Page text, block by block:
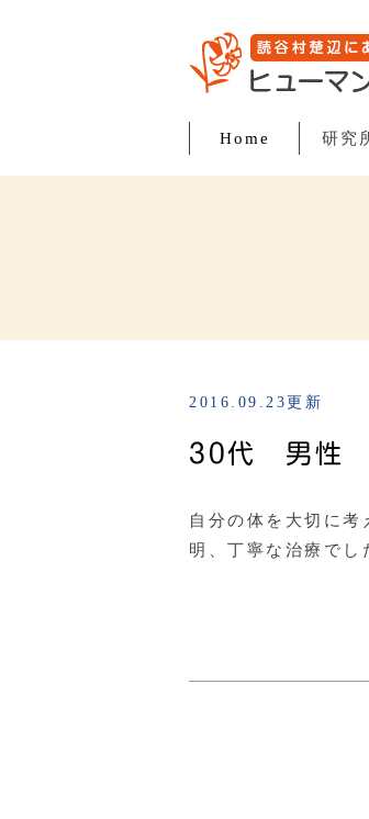
Home 研究
2016.09.23更新
30代 男性
自分の体を大切に
明、丁寧な治療でし